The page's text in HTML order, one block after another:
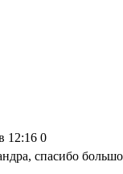
12:16 0
спасибо